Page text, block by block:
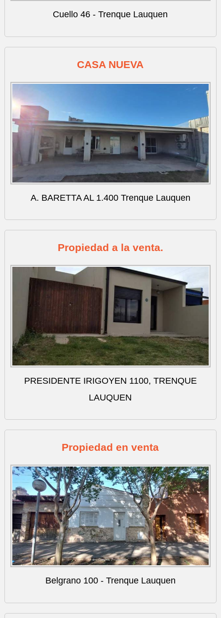
Cuello 46 - Trenque Lauquen
CASA NUEVA
A. BARETTA AL 1.400 Trenque Lauquen
Propiedad a la venta.
PRESIDENTE IRIGOYEN 1100, TRENQUE
LAUQUEN
Propiedad en venta
Belgrano 100 - Trenque Lauquen